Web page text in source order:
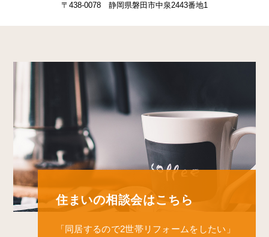
〒438-0078 静岡県磐田市中泉2443番地1
住まいの相談会はこちら
「同居するので2世帯リフォームをしたい」